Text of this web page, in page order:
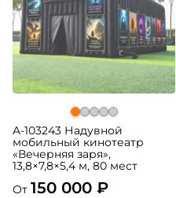
A-103243 Надувной
мобильный кинотеатр
«Вечерняя заря»,
13,8×7,8×5,4 м, 80 мест
От 150 000 ₽